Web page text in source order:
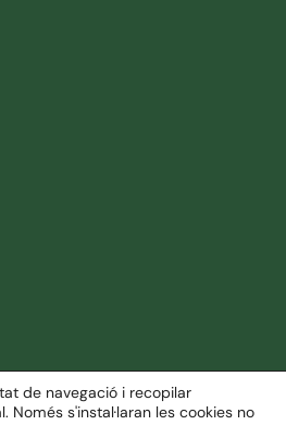
de navegació i recopilar
s'instal·laran les cookies no